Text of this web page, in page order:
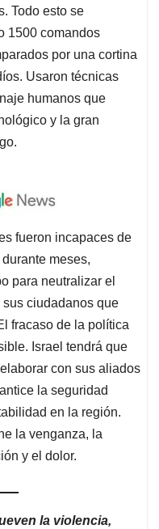
Todo esto se
1500 comandos
por una cortina
Usaron técnicas
humanos que
y la gran
fueron incapaces de
meses,
para neutralizar el
ciudadanos que
fracaso de la política
Israel tendrá que
con sus aliados
la seguridad
en la región.
la venganza, la
y el dolor.
la violencia,